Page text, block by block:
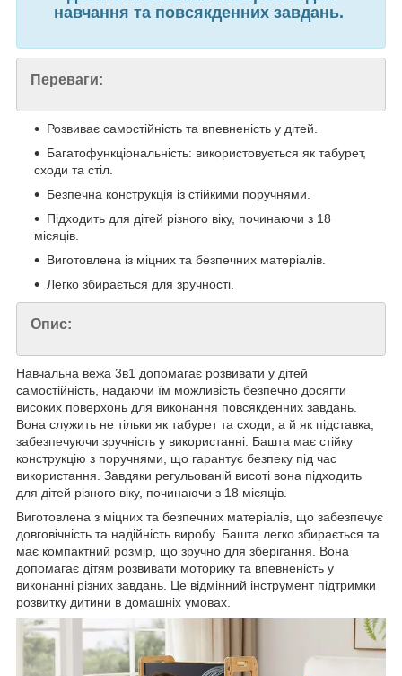
навчання та повсякденних завдань.
Переваги:
Розвиває самостійність та впевненість у дітей.
Багатофункціональність: використовується як табурет,
сходи та стіл.
Безпечна конструкція із стійкими поручнями.
Підходить для дітей різного віку, починаючи з 18
місяців.
Виготовлена ​​із міцних та безпечних матеріалів.
Легко збирається для зручності.
Опис:
Навчальна вежа 3в1 допомагає розвивати у дітей
самостійність, надаючи їм можливість безпечно досягти
високих поверхонь для виконання повсякденних завдань.
Вона служить не тільки як табурет та сходи, а й як підставка,
забезпечуючи зручність у використанні. Башта має стійку
конструкцію з поручнями, що гарантує безпеку під час
використання. Завдяки регульованій висоті вона підходить
для дітей різного віку, починаючи з 18 місяців.
Виготовлена ​​з міцних та безпечних матеріалів, що забезпечує
довговічність та надійність виробу. Башта легко збирається та
має компактний розмір, що зручно для зберігання. Вона
допомагає дітям розвивати моторику та впевненість у
виконанні різних завдань. Це відмінний інструмент підтримки
розвитку дитини в домашніх умовах.